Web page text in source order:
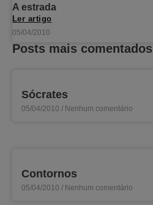
A estrada
Ler artigo
05/04/2010
Posts mais comentados
Sócrates
05/04/2010 Nenhum comentário
Contornos
05/04/2010 Nenhum comentário